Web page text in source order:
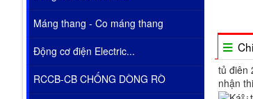
tủ điên
nhận
Máng thang - Co máng thang
Động cơ điện Electric...
RCCB-CB CHỐNG DÒNG RÒ